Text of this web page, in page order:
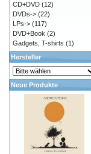
CD+DVD (12)
DVDs-> (22)
LPs-> (117)
DVD+Book (2)
Gadgets, T-shirts (1)
Hersteller
Neue Produkte